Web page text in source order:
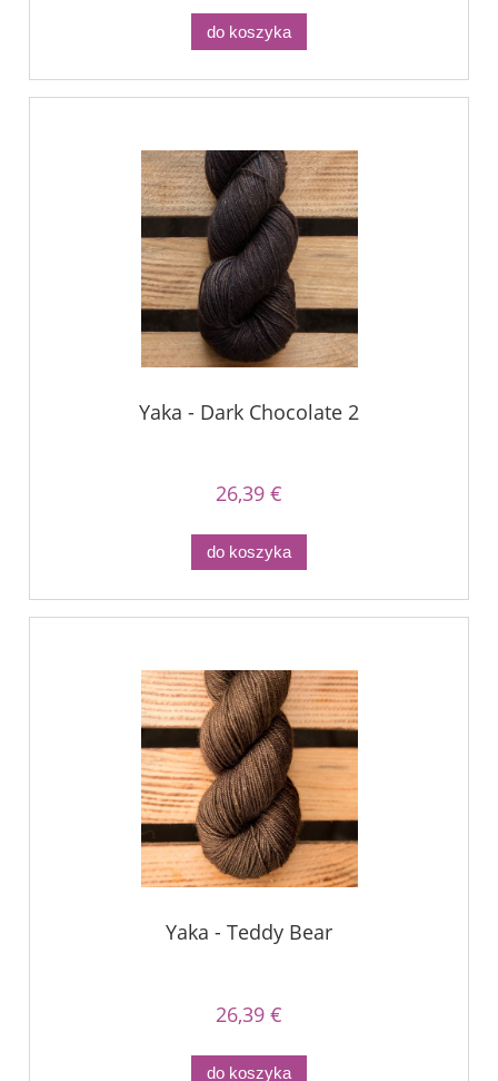
do koszyka
Yaka - Dark Chocolate 2
26,39 €
do koszyka
Yaka - Teddy Bear
26,39 €
do koszyka